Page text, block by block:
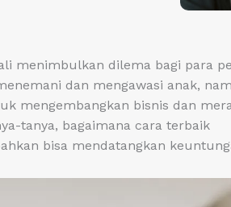
menimbulkan dilema bagi para
dan mengawasi anak,
mengembangkan bisnis dan
tanya, bagaimana cara terbaik
bisa mendatangkan